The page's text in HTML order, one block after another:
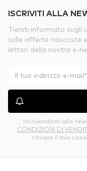
ISCRIVITI ALLA
Tieniti informato sugli
sulle offerte nascoste
lettori della nostra e-
Iscrivendomi alla
CONDIZIONI DI
ritirare il mio